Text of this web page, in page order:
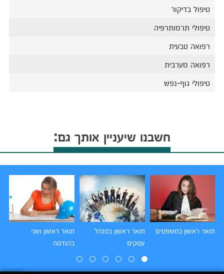
טיפול בדיקור
טיפולי תרמותרפיה
רפואה טבעית
רפואה מערבית
טיפולי גוף-נפש
חשבנו שיעניין אותך גם:
תואר ראשון במשפטים
תואר ראשון במנהל
עסקים
תואר ראשון ושני
בהנדסה